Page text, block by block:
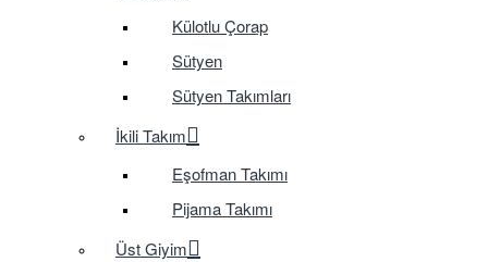
Külotlu Çorap
Sütyen
Sütyen Takımları
İkili Takım
Eşofman Takımı
Pijama Takımı
Üst Giyim